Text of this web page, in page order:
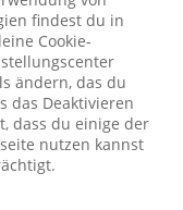
findest du in
Cookie-
ändern, das du
das Deaktivieren
dass du einige der
nutzen kannst